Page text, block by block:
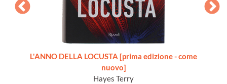
L'ANNO DELLA LOCUSTA [prima edizione - come
nuovo]
Hayes Terry